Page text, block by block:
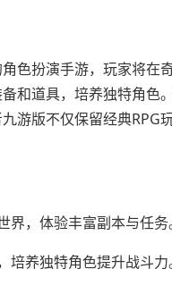
扮演手游，玩家将在
和道具，培养独特角
游版不仅保留经典
，体验丰富副本与任务
养独特角色提升战斗力